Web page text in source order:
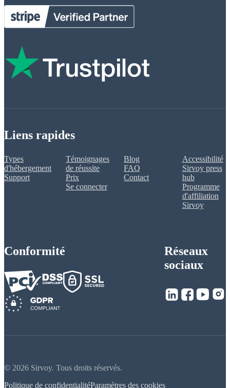
Liens rapides
Types
d'hébergement
Support
Témoignages
de réussite
Prix
Se connecter
Blog
FAQ
Contact
Accessibilité
Sirvoy press
hub
Programme
d'affiliation
Sirvoy
Conformité
Réseaux
sociaux
© 2026 Sirvoy. Tous droits réservés.
Politique de confidentialitéParamètres des cookies